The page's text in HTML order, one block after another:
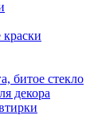
битое стекло
декора